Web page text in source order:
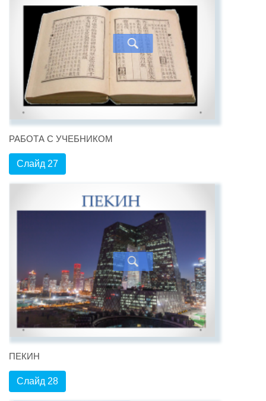
РАБОТА С УЧЕБНИКОМ
Слайд 27
ПЕКИН
Слайд 28